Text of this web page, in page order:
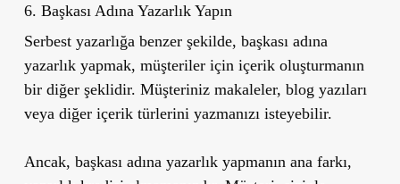
6. Başkası Adına Yazarlık Yapın
Serbest yazarlığa benzer şekilde, başkası adına
yazarlık yapmak, müşteriler için içerik oluşturmanın
bir diğer şeklidir. Müşteriniz makaleler, blog yazıları
veya diğer içerik türlerini yazmanızı isteyebilir.
Ancak, başkası adına yazarlık yapmanın ana farkı,